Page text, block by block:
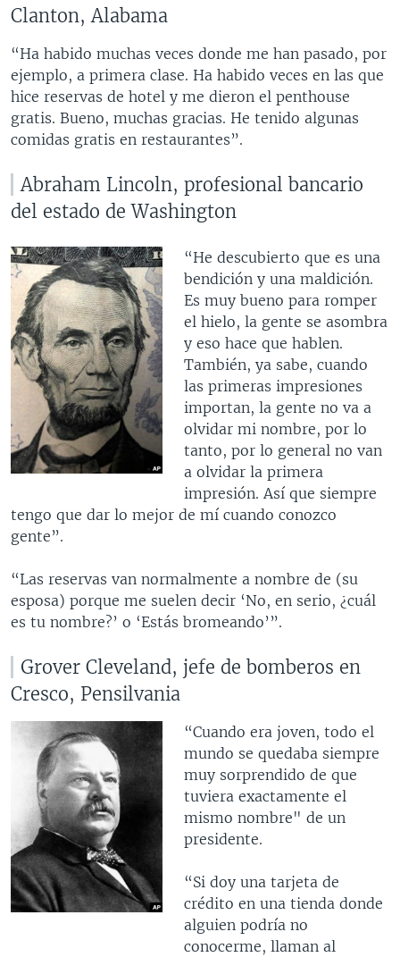
Clanton, Alabama
“Ha habido muchas veces donde me han pasado, por
ejemplo, a primera clase. Ha habido veces en las que
hice reservas de hotel y me dieron el penthouse
gratis. Bueno, muchas gracias. He tenido algunas
comidas gratis en restaurantes”.
Abraham Lincoln, profesional bancario
del estado de Washington
“He descubierto que es una
bendición y una maldición.
Es muy bueno para romper
el hielo, la gente se asombra
y eso hace que hablen.
También, ya sabe, cuando
las primeras impresiones
importan, la gente no va a
olvidar mi nombre, por lo
tanto, por lo general no van
a olvidar la primera
impresión. Así que siempre
tengo que dar lo mejor de mí cuando conozco
gente”.
“Las reservas van normalmente a nombre de (su
esposa) porque me suelen decir ‘No, en serio, ¿cuál
es tu nombre?’ o ‘Estás bromeando’”.
Grover Cleveland, jefe de bomberos en
Cresco, Pensilvania
“Cuando era joven, todo el
mundo se quedaba siempre
muy sorprendido de que
tuviera exactamente el
mismo nombre" de un
presidente.
“Si doy una tarjeta de
crédito en una tienda donde
alguien podría no
conocerme, llaman al